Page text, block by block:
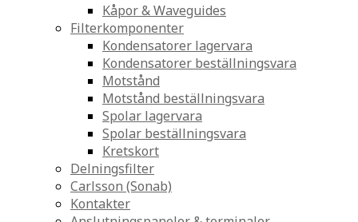
Kåpor & Waveguides
Filterkomponenter
Kondensatorer lagervara
Kondensatorer beställningsvara
Motstånd
Motstånd beställningsvara
Spolar lagervara
Spolar beställningsvara
Kretskort
Delningsfilter
Carlsson (Sonab)
Kontakter